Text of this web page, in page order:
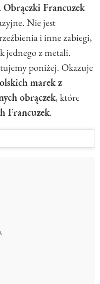
Obrączki Francuzek
Nie jest
i inne zabiegi,
jednego z metali.
poniżej. Okazuje
marek z
obrączek, które
Francuzek.